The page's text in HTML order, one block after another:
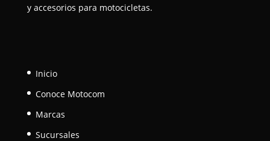
y accesorios para motocicletas.
Inicio
Conoce Motocom
Marcas
Sucursales